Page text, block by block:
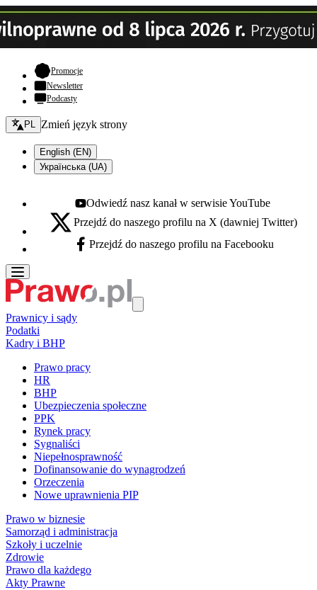
Promocje- otwiera się w nowej karcie
Newsletter
Podcasty
Zmień język - bieżący:
PL Zmień język strony
English (EN)
Українська (UA)
Youtube - otwiera się w nowej karcie
Odwiedź nasz kanał w serwisie YouTube
X - otwiera się w nowej karcie
Przejdź do naszego profilu na X (dawniej Twitter)
Facebook - otwiera się w nowej karcie
Przejdź do naszego profilu na Facebooku
Prawnicy i sądy
Podatki
Kadry i BHP
Prawo pracy
HR
BHP
Ubezpieczenia społeczne
PPK
Rynek pracy
Sygnaliści
Niepełnosprawność
Dofinansowanie do wynagrodzeń
Orzeczenia
Nowe uprawnienia PIP
Prawo w biznesie
Samorząd i administracja
Szkoły i uczelnie
Zdrowie
Prawo dla każdego
Akty Prawne